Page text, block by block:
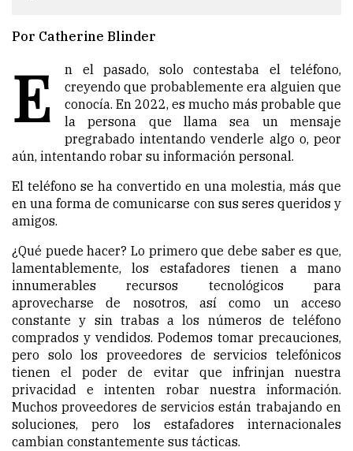
Por Catherine Blinder
E
n el pasado, solo contestaba el teléfono,
creyendo que probablemente era alguien que
conocía. En 2022, es mucho más probable que
la persona que llama sea un mensaje
pregrabado intentando venderle algo o, peor
aún, intentando robar su información personal.
El teléfono se ha convertido en una molestia, más que
en una forma de comunicarse con sus seres queridos y
amigos.
¿Qué puede hacer? Lo primero que debe saber es que,
lamentablemente, los estafadores tienen a mano
innumerables recursos tecnológicos para
aprovecharse de nosotros, así como un acceso
constante y sin trabas a los números de teléfono
comprados y vendidos. Podemos tomar precauciones,
pero solo los proveedores de servicios telefónicos
tienen el poder de evitar que infrinjan nuestra
privacidad e intenten robar nuestra información.
Muchos proveedores de servicios están trabajando en
soluciones, pero los estafadores internacionales
cambian constantemente sus tácticas.